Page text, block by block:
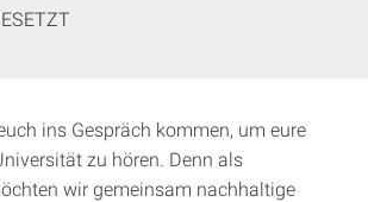
ins Gespräch kommen, um eure
zu hören. Denn als
wir gemeinsam nachhaltige